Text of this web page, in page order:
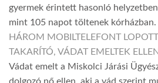
gyermek érintett hasonló
mint 105 napot töltenek kórházban.
HÁROM MOBILTELEFONT
TAKARÍTÓ, VÁDAT EMELTEK
Vádat emelt a Miskolci Járási
dolgozó nő ellen, aki a vád szerint